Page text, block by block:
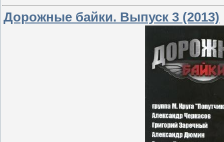
Дорожные байки. Выпуск 3 (2013)